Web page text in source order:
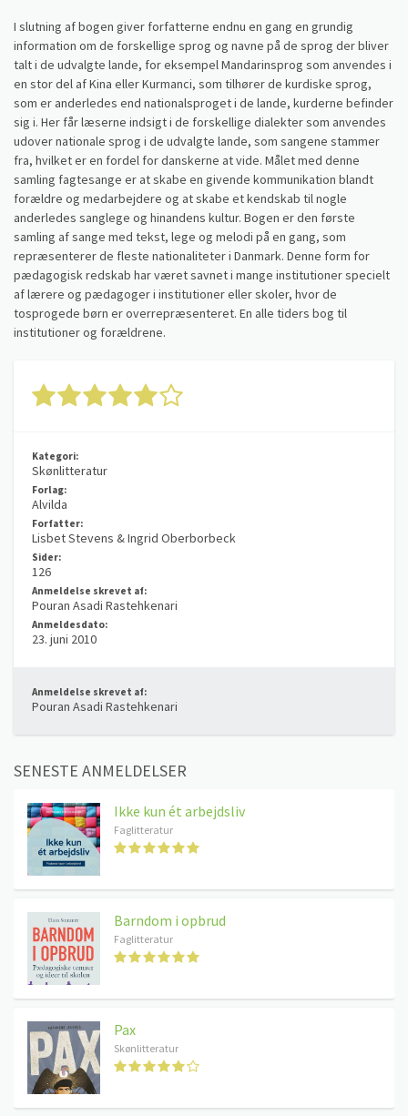
I slutning af bogen giver forfatterne endnu en gang en grundig
information om de forskellige sprog og navne på de sprog der bliver
talt i de udvalgte lande, for eksempel Mandarinsprog som anvendes i
en stor del af Kina eller Kurmanci, som tilhører de kurdiske sprog,
som er anderledes end nationalsproget i de lande, kurderne befinder
sig i. Her får læserne indsigt i de forskellige dialekter som anvendes
udover nationale sprog i de udvalgte lande, som sangene stammer
fra, hvilket er en fordel for danskerne at vide. Målet med denne
samling fagtesange er at skabe en givende kommunikation blandt
forældre og medarbejdere og at skabe et kendskab til nogle
anderledes sanglege og hinandens kultur. Bogen er den første
samling af sange med tekst, lege og melodi på en gang, som
repræsenterer de fleste nationaliteter i Danmark. Denne form for
pædagogisk redskab har været savnet i mange institutioner specielt
af lærere og pædagoger i institutioner eller skoler, hvor de
tosprogede børn er overrepræsenteret. En alle tiders bog til
institutioner og forældrene.
Kategori:
Skønlitteratur
Forlag:
Alvilda
Forfatter:
Lisbet Stevens & Ingrid Oberborbeck
Sider:
126
Anmeldelse skrevet af:
Pouran Asadi Rastehkenari
Anmeldesdato:
23. juni 2010
Anmeldelse skrevet af:
Pouran Asadi Rastehkenari
SENESTE ANMELDELSER
Ikke kun ét arbejdsliv
Faglitteratur
Barndom i opbrud
Faglitteratur
Pax
Skønlitteratur